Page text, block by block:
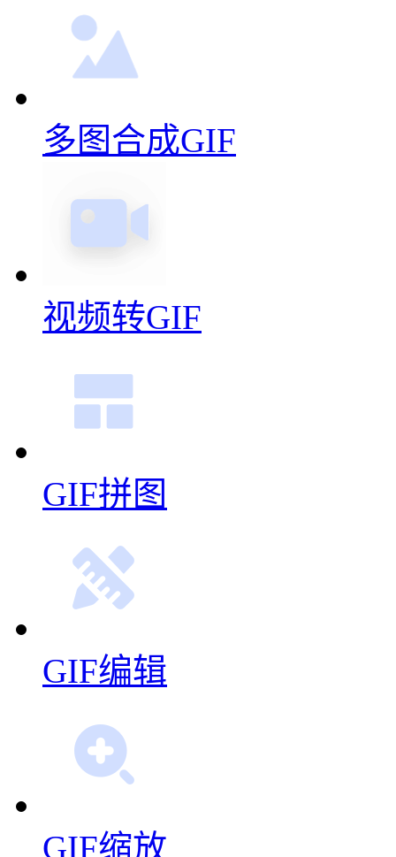
多图合成GIF
视频转GIF
GIF拼图
GIF编辑
GIF缩放